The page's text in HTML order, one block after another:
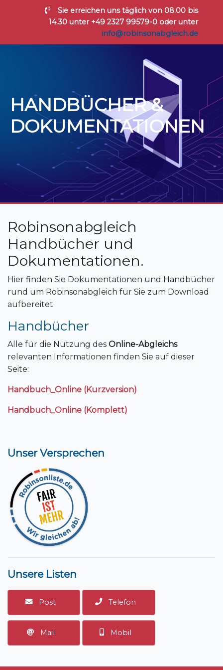
Sie erreichen uns täglich von 08.00 bis
14.30 unter +49 2327 99579-0 oder unter
info@robinsonabgleich.de
HANDBÜCHER &
DOKUMENTATIONEN
Robinsonabgleich
Handbücher und
Dokumentationen.
Hier finden Sie Dokumentationen und Handbücher
rund um Robinsonabgleich für Sie zum Download
aufbereitet.
Handbücher
Alle für die Nutzung des Online-Abgleichs
relevanten Informationen finden Sie auf dieser
Seite:
Handbuch_Online (Kurzversion)
Handbuch_Online (Komplett)
Unser Versprechen
Unsere Listen
Post Telefon
Mail Mobil